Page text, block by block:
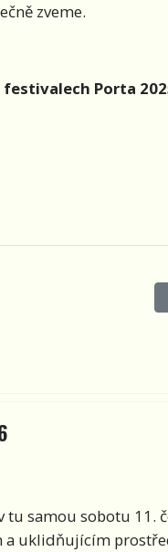
zveme.
Porta
tu samou sobotu 11.
a uklidňujícím